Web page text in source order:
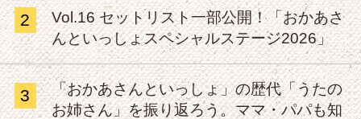
2
Vol.16 セットリスト一部公開！「おかあさ
んといっしょスペシャルステージ2026」
3
「おかあさんといっしょ」の歴代「うたの
お姉さん」を振り返ろう。ママ・パパも知